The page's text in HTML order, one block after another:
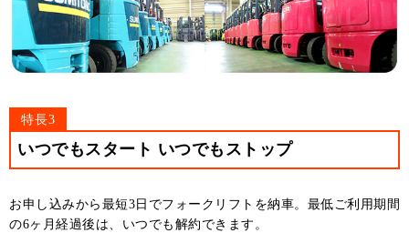
特長3
いつでもスタート いつでもストップ
お申し込みから最短3日でフォークリフトを納車。最低ご利用期間
の6ヶ月経過後は、いつでも解約できます。